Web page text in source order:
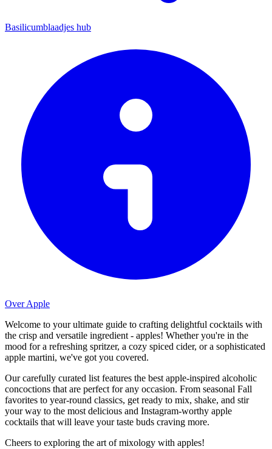
Basilicumblaadjes hub
Over Apple
Welcome to your ultimate guide to crafting delightful cocktails with
the crisp and versatile ingredient - apples! Whether you're in the
mood for a refreshing spritzer, a cozy spiced cider, or a sophisticated
apple martini, we've got you covered.
Our carefully curated list features the best apple-inspired alcoholic
concoctions that are perfect for any occasion. From seasonal Fall
favorites to year-round classics, get ready to mix, shake, and stir
your way to the most delicious and Instagram-worthy apple
cocktails that will leave your taste buds craving more.
Cheers to exploring the art of mixology with apples!